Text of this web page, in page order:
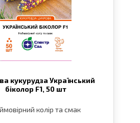
кукурудза Український
біколор F1,50 шт
колір та смак